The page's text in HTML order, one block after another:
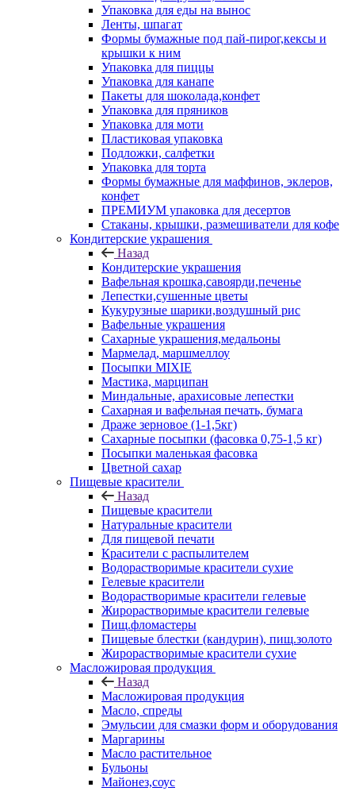
Упаковка для еды на вынос
Ленты, шпагат
Формы бумажные под пай-пирог,кексы и
крышки к ним
Упаковка для пиццы
Упаковка для канапе
Пакеты для шоколада,конфет
Упаковка для пряников
Упаковка для моти
Пластиковая упаковка
Подложки, салфетки
Упаковка для торта
Формы бумажные для маффинов, эклеров,
конфет
ПРЕМИУМ упаковка для десертов
Стаканы, крышки, размешиватели для кофе
Кондитерские украшения
Назад
Кондитерские украшения
Вафельная крошка,савоярди,печенье
Лепестки,сушенные цветы
Кукурузные шарики,воздушный рис
Вафельные украшения
Сахарные украшения,медальоны
Мармелад, маршмеллоу
Посыпки MIXIE
Мастика, марципан
Миндальные, арахисовые лепестки
Сахарная и вафельная печать, бумага
Драже зерновое (1-1,5кг)
Сахарные посыпки (фасовка 0,75-1,5 кг)
Посыпки маленькая фасовка
Цветной сахар
Пищевые красители
Назад
Пищевые красители
Натуральные красители
Для пищевой печати
Красители с распылителем
Водорастворимые красители сухие
Гелевые красители
Водорастворимые красители гелевые
Жирорастворимые красители гелевые
Пищ.фломастеры
Пищевые блестки (кандурин), пищ.золото
Жирорастворимые красители сухие
Масложировая продукция
Назад
Масложировая продукция
Масло, спреды
Эмульсии для смазки форм и оборудования
Маргарины
Масло растительное
Бульоны
Майонез,соус